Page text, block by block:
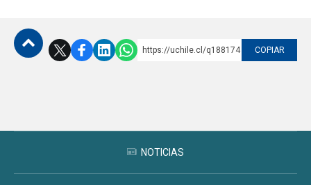
https://uchile.cl/q188174 COPIAR
NOTICIAS